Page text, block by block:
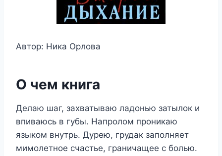
Автор: Ника Орлова
О чем книга
Делаю шаг, захватываю ладонью затылок и
впиваюсь в губы. Напролом проникаю
языком внутрь. Дурею, грудак заполняет
мимолетное счастье, граничащее с болью.